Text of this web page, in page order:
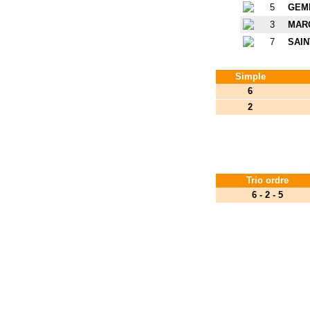
5
3
7
Simple
6
2
Trio ordre
6 - 2 - 5
à
Quinté eight donne
gagnant aux